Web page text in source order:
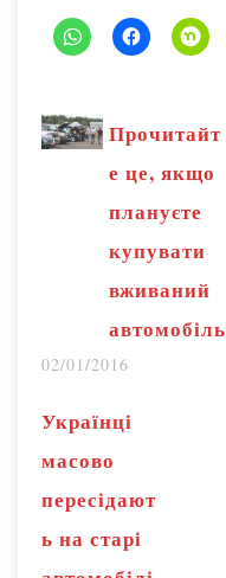
Прочитайт
е це, якщо
плануєте
купувати
вживаний
автомобіль
02/01/2016
Українці
масово
пересідают
ь на старі